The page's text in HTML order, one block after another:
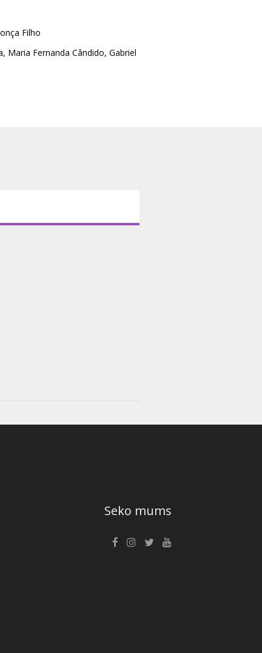
Filho
, Maria Fernanda Cândido, Gabriel
Seko mums